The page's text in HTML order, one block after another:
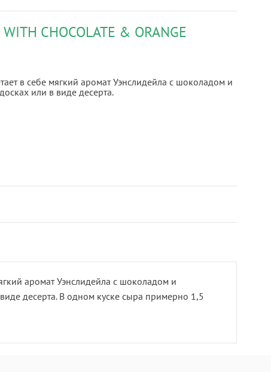
CHOCOLATE & ORANGE
в себе мягкий аромат Уэнслидейла с шоколадом и
или в виде десерта.
аромат Уэнслидейла с шоколадом и
десерта. В одном куске сыра примерно 1,5